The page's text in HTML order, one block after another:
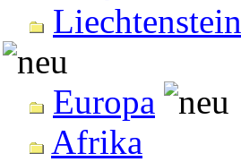
Liechtenstein
Europa
Afrika